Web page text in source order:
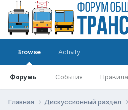
Browse
Форумы События Правила
Activity
Главная Дискуссионный раздел